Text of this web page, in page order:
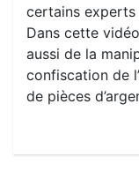
certains experts
Dans cette
aussi de la
confiscation de
de pièces